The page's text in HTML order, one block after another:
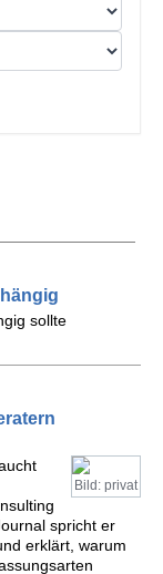
sollte
Bild: privat
spricht er
erklärt, warum